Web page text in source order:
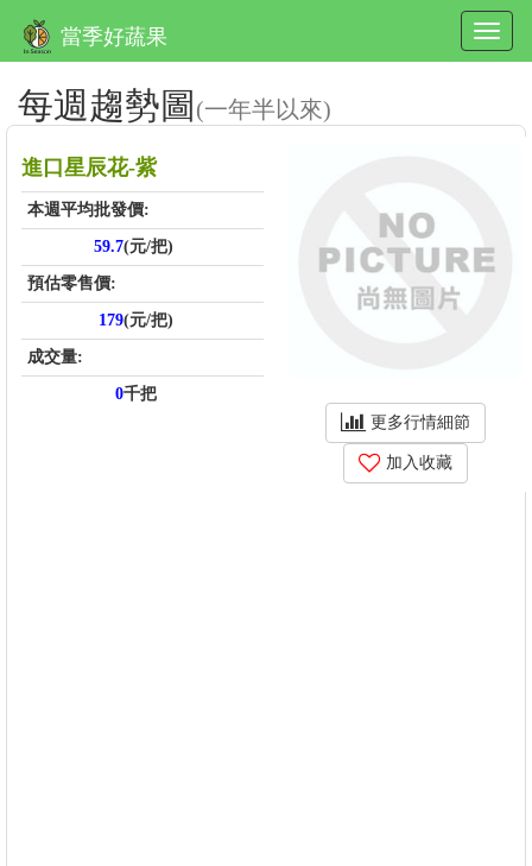
當季好蔬果
每週趨勢圖 (一年半以來)
進口星辰花-紫
本週平均批發價:
59.7(元/把)
預估零售價:
179(元/把)
成交量:
0千把
更多行情細節
加入收藏